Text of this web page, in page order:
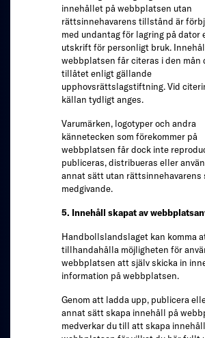
innehållet på webbplatsen utan
rättsinnehavarens tillstånd är
med undantag för lagring på dator
utskrift för personligt bruk.
webbplatsen får citeras i den mån
tillåtet enligt gällande
upphovsrättslagstiftning. Vid
källan tydligt anges.
Varumärken, logotyper och andra
kännetecken som förekommer på
webbplatsen får dock inte
publiceras, distribueras eller
annat sätt utan rättsinnehavarens
medgivande.
5. Innehåll skapat av
Handbollslandslaget kan komma
tillhandahålla möjligheten för
webbplatsen att själv skicka in
information på webbplatsen.
Genom att ladda upp, publicera
annat sätt skapa innehåll på
medverkar du till att skapa